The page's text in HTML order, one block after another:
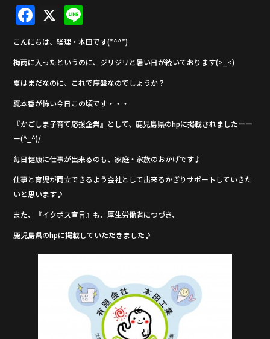
F
a
c
e
b
o
o
k
X
n
e
こんにちは、経理・本田です(*^^*)
梅雨に入ったというのに、ジリジリと暑い日が続いております(>_<)
夏はまだなのに、これで序盤なのでしょうか？
夏本番が怖い今日この頃です・・・
『かごしま子育て応援企業』として、鹿児島県のhpに掲載されましたーー
ー(^_^)/
毎日健康に仕事が出来るのも、家庭・家族のおかげです♪
仕事と育児が両立できるよう会社として出来るかぎりサポートしていきた
いと思います♪
また、『イクボス宣言』も、厚生労働省につづき、
鹿児島県のhpに掲載していただきました♪